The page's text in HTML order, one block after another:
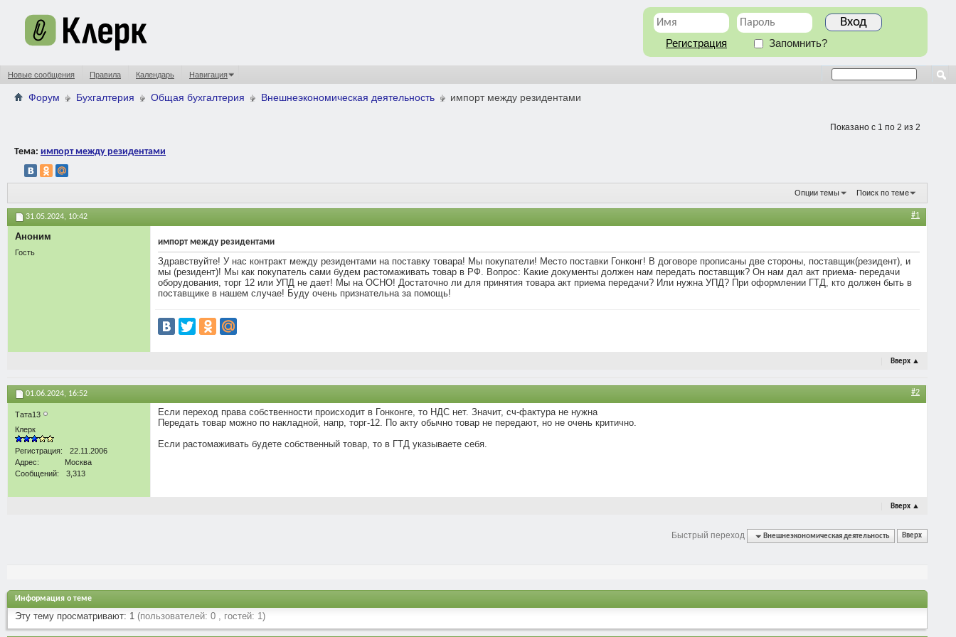
Регистрация Запомнить?
Новые сообщения Правила Календарь Навигация
Форум Бухгалтерия Общая бухгалтерия Внешнеэкономическая деятельность импорт между резидентами
Показано с 1 по 2 из 2
Тема: импорт между резидентами
Опции темы Поиск по теме
31.05.2024, 10:42 #1
Аноним
Гость
импорт между резидентами
Здравствуйте! У нас контракт между резидентами на поставку товара! Мы покупатели! Место поставки Гонконг! В договоре прописаны две стороны, поставщик(резидент), и
мы (резидент)! Мы как покупатель сами будем растомаживать товар в РФ. Вопрос: Какие документы должен нам передать поставщик? Он нам дал акт приема- передачи
оборудования, торг 12 или УПД не дает! Мы на ОСНО! Достаточно ли для принятия товара акт приема передачи? Или нужна УПД? При оформлении ГТД, кто должен быть в
поставщике в нашем случае! Буду очень признательна за помощь!
Вверх ▲
01.06.2024, 16:52 #2
Тата13
Клерк
Регистрация
22.11.2006
Адрес
Москва
Сообщений
3,313
Если переход права собственности происходит в Гонконге, то НДС нет. Значит, сч-фактура не нужна
Передать товар можно по накладной, напр, торг-12. По акту обычно товар не передают, но не очень критично.
Если растомаживать будете собственный товар, то в ГТД указываете себя.
Вверх ▲
Быстрый переход Внешнеэкономическая деятельность Вверх
Информация о теме
Эту тему просматривают: 1 (пользователей: 0 , гостей: 1)